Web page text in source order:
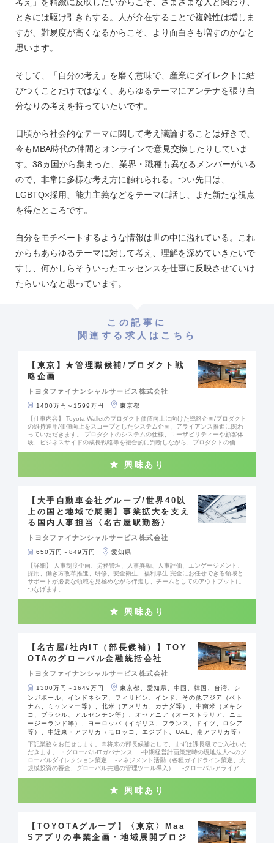
ときには駆け引きもする。人が介在することで複雑性は増しま
すが、難易度が高くなるからこそ、より面白さも増すのかなと
思います。
そして、「自分の考え」を磨く意味で、産業にダイレクトに結
びつくことだけではなく、あらゆるテーマにアンテナを張り自
分なりの考えを持っていたいです。
日頃から社会的なテーマに関して考え議論することは好きで、
今もMBA時代の仲間とオンラインで意見交換したりしていま
す。38ヵ国から集まった、業界・職種も異なるメンバーがいる
ので、非常に多様な考え方に触れられる。つい先日は、
LGBTQ×採用、能力主義などをテーマに話し、また新たな視点
を得たところです。
自分をモチベートするような情報は世の中に溢れている。これ
からもあらゆるテーマに対して考え、理解を深めていきたいで
すし、何かしらそういったエッセンスを仕事に反映させていけ
たらいいなと思っています。
この記事に
関連する求人はこちら
【東京】★管理職候補/プロダクト戦
略企画
トヨタファイナンシャルサービス株式会社
1400万円～1599万円
東京都
【仕事内容】 Toyota Walletのプロダクト価値向上に向けた戦略企画/プロダクト
の維持運用/価値向上をスコープとしたシステム企画、アライアンス推進に関わ
っていただきます。 プロダクトのシステムの仕様、ユーザビリティーや顧客体
験、ビジネスサイドの成長戦略等を複合的に判断しながら、プロダクトの価値
目的としたアプリ機能/イベント企画、アライアンス先選定/協業企画などプロジ
上、早期アクションいただける人材を期待しています。 基本的にチームメンバ
ーにて都度担当業務や担当役割を決め、スクラム型・アジャイル型で活動する
組織です。 【当社で働く魅力】 当グループは、「モビリティサービスカンパニ
ー」への変革を掲げており、同社が担う販売金融領域以外にも、MaaS・決済ア
ンサービス）の設立など、新しい事業領域へチャレンジを続けています。世界
規模の大手自動車メーカーやその支えとなっている企業に携われる大変貴重な
ポジションです。
興味あり
【大手自動車会社グループ/世界40以
上の国と地域で展開】事業拡大を支え
る国内人事担当〈名古屋駅勤務〉
トヨタファイナンシャルサービス株式会社
650万円～849万円
愛知県
【詳細】 人事制度企画、労務管理、人事異動、人事評価、エンゲージメント、
採用、働き方改革推進、研修、安全衛生、福利厚生 完全にお任せできる領域と
サポートが必要な領域を見極めながら伴走し、チームとしてのアウトプットに
つなげます。
興味あり
【名古屋/社内IT（部長候補）】TOY
OTAのグローバル金融統括会社
トヨタファイナンシャルサービス株式会社
1300万円～1649万円
東京都、愛知県、中国、韓国、台湾、シ
ンガポール、インドネシア、フィリピン、インド、その他アジア（ベト
ナム、ミャンマー等）、北米（アメリカ、カナダ等）、中南米（メキシ
コ、ブラジル、アルゼンチン等）、オセアニア（オーストラリア、ニュ
ージーランド等）、ヨーロッパ（イギリス、フランス、ドイツ、ロシア
等）、中近東・アフリカ（モロッコ、エジプト、UAE、南アフリカ等）
下記業務をお任せします。※将来の部長候補として、まずは課長級でご入社いた
だきます。 ・グローバルITガバナンス ‐中期経営計画策定時の現地法人へのグ
ローバルダイレクション策定 ‐マネジメント活動（各種ガイドライン策定、大
規模投資の審査、グローバル共通の管理ツール導入） ‐グローバルアライアン
h、ブロックチェーン等の先端技術活用の探求 ‐ビジネス部門と協業し、新規
入支援） ‐プロジェクト運営（データ基盤構築、経営管理システム導入等）
興味あり
【TOYOTAグループ】〈東京〉Maa
Sアプリの事業企画・地域展開プロジ